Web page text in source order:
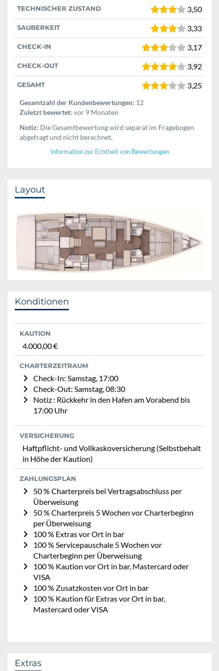
TECHNISCHER ZUSTAND 3,50
SAUBERKEIT 3,33
CHECK-IN 3,17
CHECK-OUT 3,92
GESAMT 3,25
Gesamtzahl der Kundenbewertungen: 12
Zuletzt bewertet: vor 9 Monaten
Notiz: Die Gesamtbewertung wird separat im Fragebogen
abgefragt und nicht berechnet.
Information zur Echtheit von Bewertungen
Layout
Konditionen
KAUTION
4.000,00 €
CHARTERZEITRAUM
Check-In: Samstag, 17:00
Check-Out: Samstag, 08:30
Notiz : Rückkehr in den Hafen am Vorabend bis
17:00 Uhr
VERSICHERUNG
Haftpflicht- und Vollkaskoversicherung (Selbstbehalt
in Höhe der Kaution)
ZAHLUNGSPLAN
50 % Charterpreis bei Vertragsabschluss per
Überweisung
50 % Charterpreis 5 Wochen vor Charterbeginn
per Überweisung
100 % Extras vor Ort in bar
100 % Servicepauschale 5 Wochen vor
Charterbeginn per Überweisung
100 % Kaution vor Ort in bar, Mastercard oder
VISA
100 % Zusatzkosten vor Ort in bar
100 % Kaution für Extras vor Ort in bar,
Mastercard oder VISA
Extras